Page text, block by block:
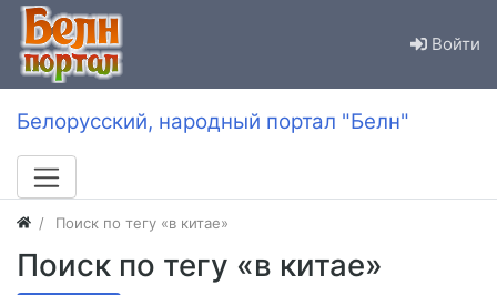
Войти
Белорусский, народный портал "Белн"
Поиск по тегу «в китае»
Поиск по тегу «в китае»